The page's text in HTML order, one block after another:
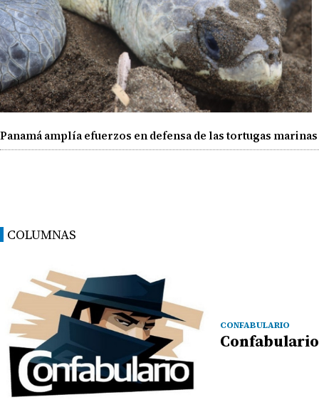
Panamá amplía efuerzos en defensa de las tortugas marinas
COLUMNAS
CONFABULARIO
Confabulario